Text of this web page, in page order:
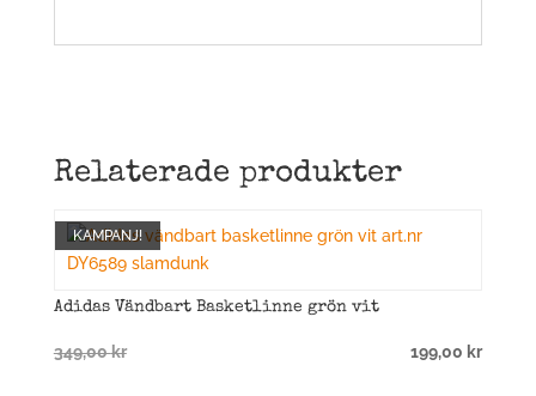
Relaterade produkter
KAMPANJ!
Adidas Vändbart Basketlinne grön vit
349,00krDet
199,00 kr
Det